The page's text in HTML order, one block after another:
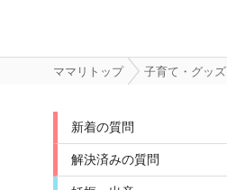
ママリトップ 子育て・グッズ
新着の質問
解決済みの質問